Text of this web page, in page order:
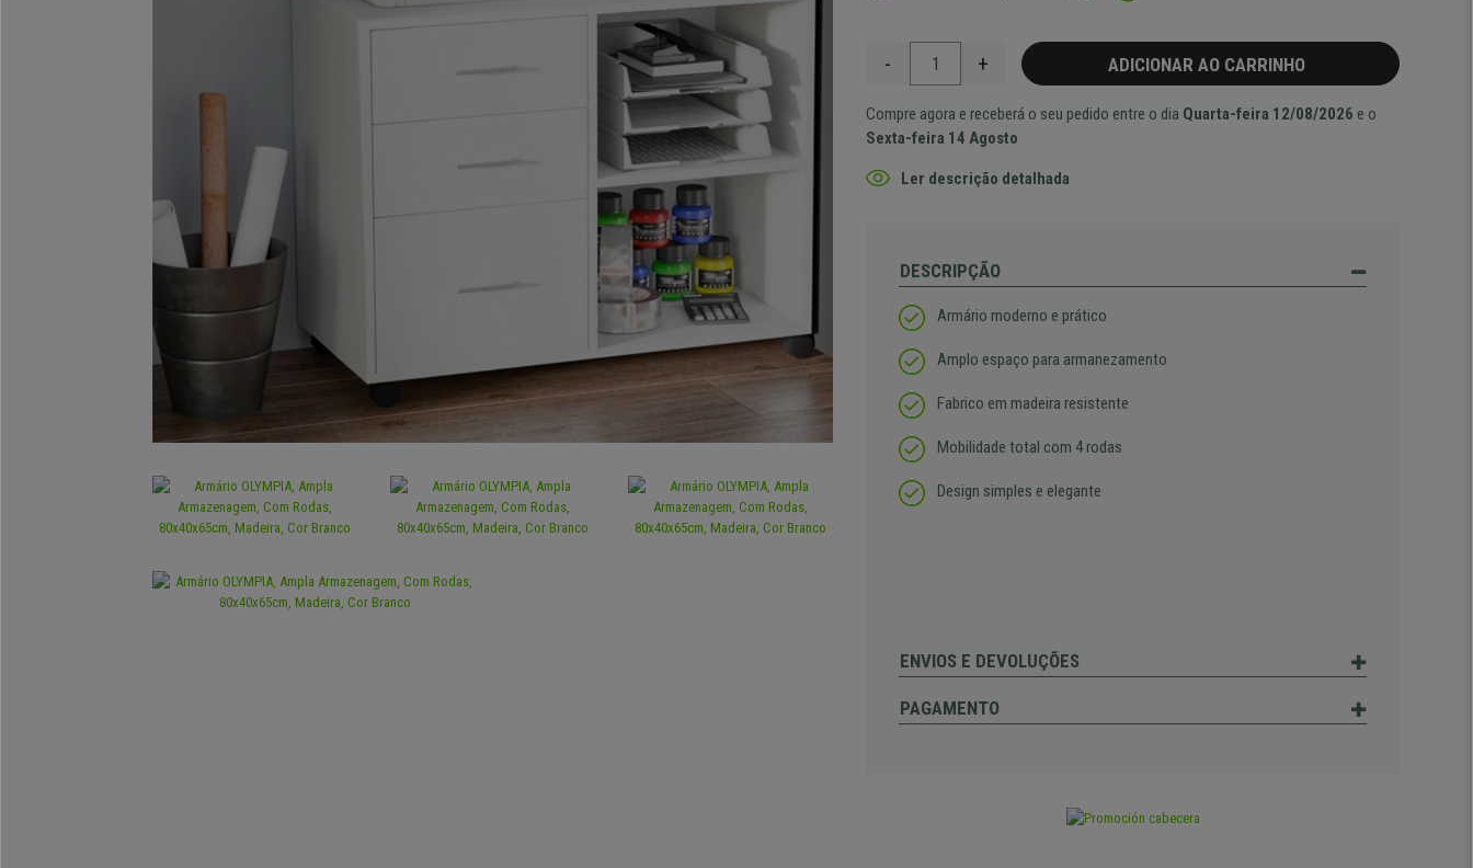
- + ADICIONAR AO CARRINHO
Compre agora e receberá o seu pedido entre o dia Quarta-feira 12/08/2026 e o
Sexta-feira 14 Agosto
Ler descrição detalhada
DESCRIPÇÃO
Armário moderno e prático
Amplo espaço para armanezamento
Fabrico em madeira resistente
Mobilidade total com 4 rodas
Design simples e elegante
ENVIOS E DEVOLUÇÕES
PAGAMENTO